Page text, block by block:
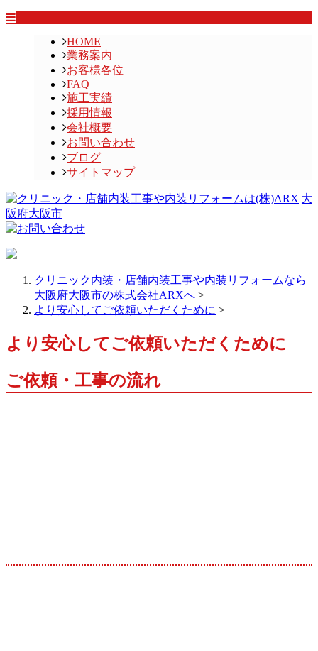
HOME
業務案内
お客様各位
FAQ
施工実績
採用情報
会社概要
お問い合わせ
ブログ
サイトマップ
クリニック内装・店舗内装工事や内装リフォームなら
大阪府大阪市の株式会社ARXへ >
より安心してご依頼いただくために >
より安心してご依頼いただくために
ご依頼・工事の流れ